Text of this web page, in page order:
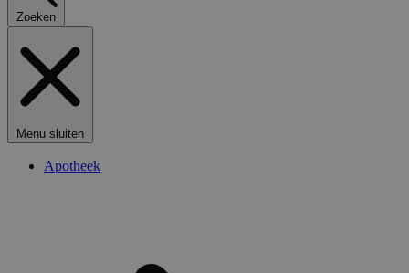
Zoeken
Menu sluiten
Apotheek